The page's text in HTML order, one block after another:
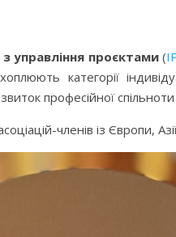
управління проєктами(
категорії
професійної
членів із Європи,